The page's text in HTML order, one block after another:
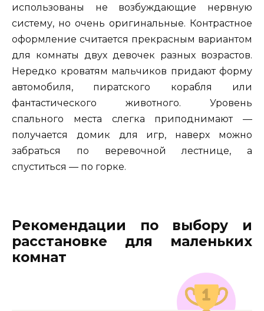
использованы не возбуждающие нервную
систему, но очень оригинальные. Контрастное
оформление считается прекрасным вариантом
для комнаты двух девочек разных возрастов.
Нередко кроватям мальчиков придают форму
автомобиля, пиратского корабля или
фантастического животного. Уровень
спального места слегка приподнимают —
получается домик для игр, наверх можно
забраться по веревочной лестнице, а
спуститься — по горке.
Рекомендации по выбору и
расстановке для маленьких
комнат